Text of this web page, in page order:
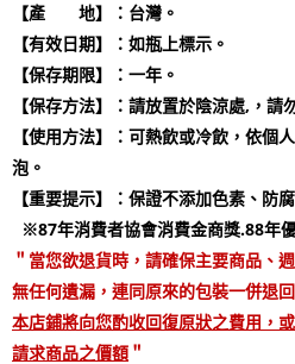
【產 地】：台灣。
【有效日期】：如瓶上標示。
【保存期限】：一年。
【保存方法】：請放置於陰涼處,，請
【使用方法】：可熱飲或冷飲，依個
泡。
【重要提示】：保證不添加色素、防
※87年消費者協會消費金商獎.88年
＂當您欲退貨時，請確保主要商品、
無任何遺漏，連同原來的包裝一併退
本店鋪將向您酌收回復原狀之費用，
請求商品之價額 ＂